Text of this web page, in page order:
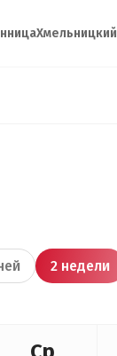
Хмельницкий
2 недели